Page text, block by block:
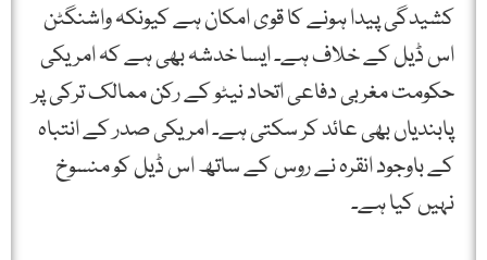
کشیدگی پیدا ہونے کا قوی امکان ہے کیونکہ واشنگٹن
اس ڈیل کے خلاف ہے۔ ایسا خدشہ بھی ہے کہ امریکی
حکومت مغربی دفاعی اتحاد نیٹو کے رکن ممالک ترکی پر
پابندیاں بھی عائد کر سکتی ہے۔ امریکی صدر کے انتباہ
کے باوجود انقرہ نے روس کے ساتھ اس ڈیل کو منسوخ
نہیں کیا ہے۔